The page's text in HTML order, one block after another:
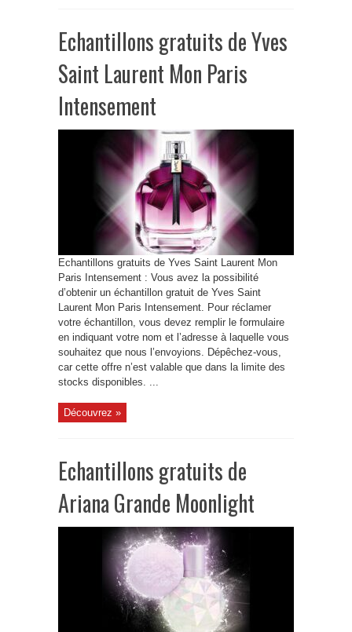
Echantillons gratuits de Yves
Saint Laurent Mon Paris
Intensement
Echantillons gratuits de Yves Saint Laurent Mon
Paris Intensement : Vous avez la possibilité
d’obtenir un échantillon gratuit de Yves Saint
Laurent Mon Paris Intensement. Pour réclamer
votre échantillon, vous devez remplir le formulaire
en indiquant votre nom et l’adresse à laquelle vous
souhaitez que nous l’envoyions. Dépêchez-vous,
car cette offre n’est valable que dans la limite des
stocks disponibles. ...
Découvrez »
Echantillons gratuits de
Ariana Grande Moonlight